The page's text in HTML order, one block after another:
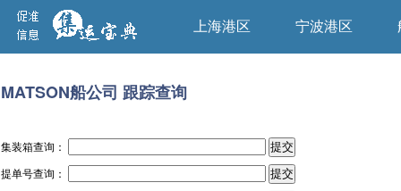
上海港区 宁波港区
MATSON船公司 跟踪查询
集装箱查询：
提单号查询：